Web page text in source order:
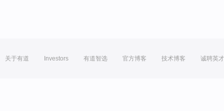
关于有道 Investors 有道智选 官方博客 技术博客 诚聘英才